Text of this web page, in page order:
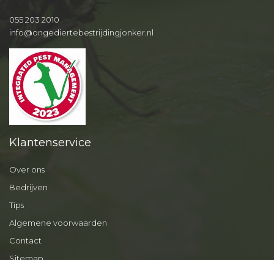
055 203 2010
info@ongediertebestrijdingjonker.nl
Klantenservice
Over ons
Bedrijven
Tips
Algemene voorwaarden
Contact